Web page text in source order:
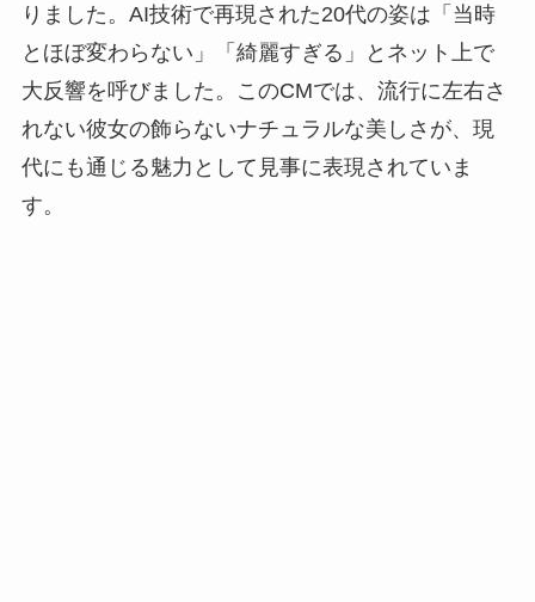
りました。AI技術で再現された20代の姿は「当時
とほぼ変わらない」「綺麗すぎる」とネット上で
大反響を呼びました。このCMでは、流行に左右さ
れない彼女の飾らないナチュラルな美しさが、現
代にも通じる魅力として見事に表現されていま
す。